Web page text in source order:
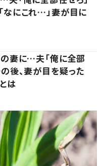
なにこれ…」妻が目に
の妻に…夫「俺に全部
後、妻が目を疑った
は